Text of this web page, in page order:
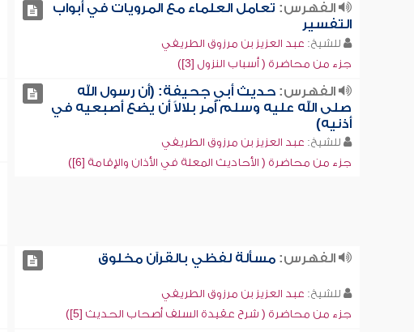
الفهرس: تعامل العلماء مع المرويات في أبواب
التفسير
للشيخ: عبد العزيز بن مرزوق الطريفي
جزء من محاضرة ( أسباب النزول [3])
الفهرس:حديث أبي جحيفة: (أن رسول الله
صلى الله عليه وسلم أمر بلالاً أن يضع أصبعيه في
أذنيه)
للشيخ: عبد العزيز بن مرزوق الطريفي
جزء من محاضرة ( الأحاديث المعلة في الأذان والإقامة [6])
الفهرس:مسألة لفظي بالقرآن مخلوق
للشيخ: عبد العزيز بن مرزوق الطريفي
جزء من محاضرة ( شرح عقيدة السلف أصحاب الحديث [5])